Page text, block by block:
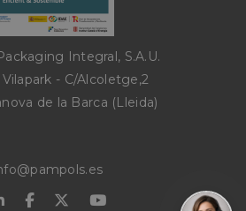
Integral, S.A.U.
- C/Alcoletge,2
de la Barca (Lleida)
de rendimiento
se puede utilizar correctamente